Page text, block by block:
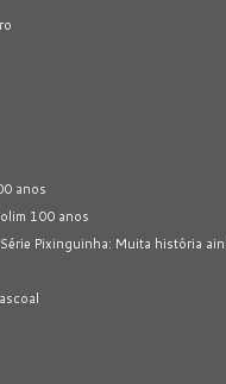
anos
100 anos
Pixinguinha: Muita história